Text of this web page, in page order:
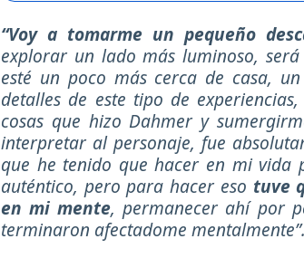
“Voy a tomarme un pequeño
explorar un lado más luminoso,
esté un poco más cerca de casa,
detalles de este tipo de
cosas que hizo Dahmer y
interpretar al personaje, fue
que he tenido que hacer en mi vida
auténtico, pero para hacer eso tuve
en mi mente, permanecer ahí por
terminaron afectadome mentalmente”.